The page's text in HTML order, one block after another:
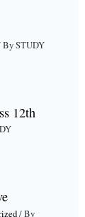
STUDY
12th
/ By